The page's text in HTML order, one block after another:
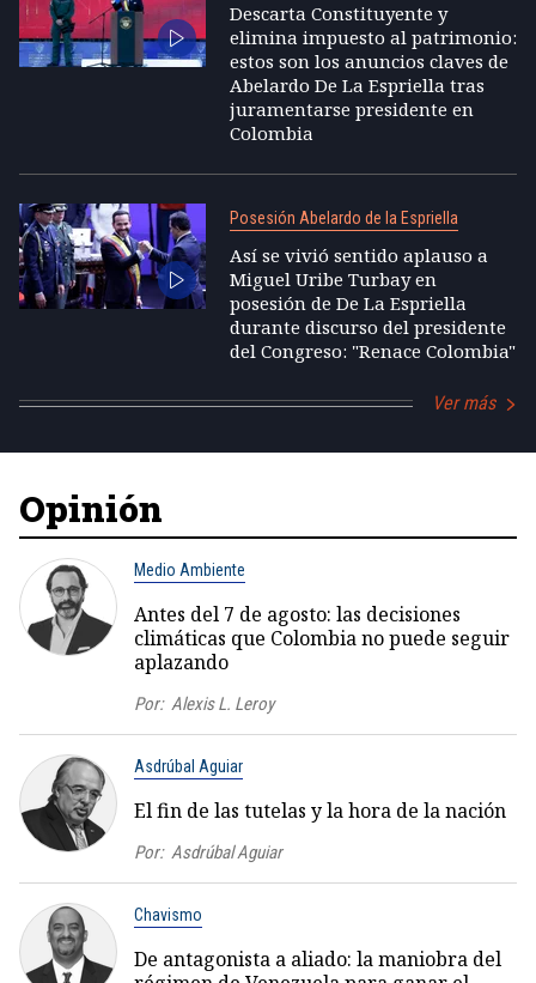
Descarta Constituyente y
elimina impuesto al patrimonio:
estos son los anuncios claves de
Abelardo De La Espriella tras
juramentarse presidente en
Colombia
Posesión Abelardo de la Espriella
Así se vivió sentido aplauso a
Miguel Uribe Turbay en
posesión de De La Espriella
durante discurso del presidente
del Congreso: "Renace Colombia"
Ver más
Opinión
Medio Ambiente
Antes del 7 de agosto: las decisiones
climáticas que Colombia no puede seguir
aplazando
Por: Alexis L. Leroy
Asdrúbal Aguiar
El fin de las tutelas y la hora de la nación
Por: Asdrúbal Aguiar
Chavismo
De antagonista a aliado: la maniobra del